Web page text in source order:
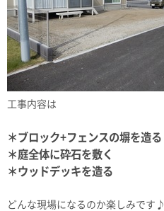
工事内容は
＊ブロック+フェンスの塀を造る
＊庭全体に砕石を敷く
＊ウッドデッキを造る
どんな現場になるのか楽しみです♪